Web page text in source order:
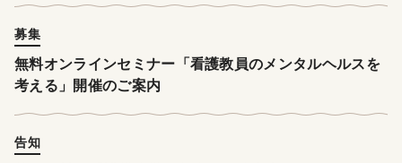
募集
無料オンラインセミナー「看護教員のメンタルヘルスを
考える」開催のご案内
告知